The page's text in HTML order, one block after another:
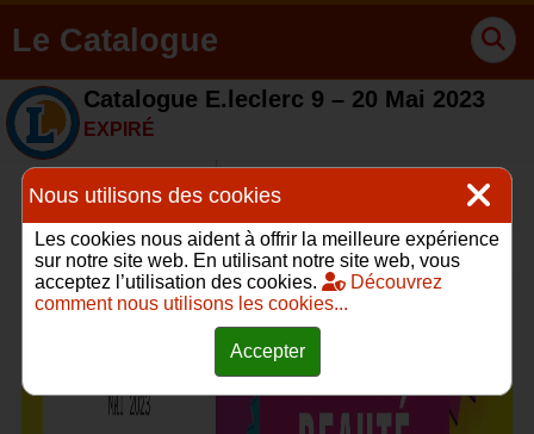
Le Catalogue
Catalogue E.leclerc 9 – 20 Mai 2023
EXPIRÉ
Nous utilisons des cookies
Les cookies nous aident à offrir la meilleure expérience
sur notre site web. En utilisant notre site web, vous
acceptez l’utilisation des cookies.
Découvrez
comment nous utilisons les cookies...
Accepter